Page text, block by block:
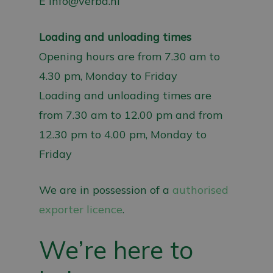
Loading and unloading times
Opening hours are from 7.30 am to
4.30 pm, Monday to Friday
Loading and unloading times are
from 7.30 am to 12.00 pm and from
12.30 pm to 4.00 pm, Monday to
Friday
We are in possession of a authorised
exporter licence.
We’re here to